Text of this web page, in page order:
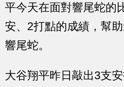
平今天在面對響尾蛇的
安、2打點的成績，幫
響尾蛇。
大谷翔平昨日敲出3支